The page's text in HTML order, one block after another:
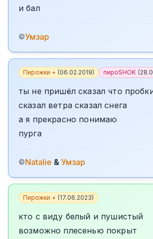
и бал
©Умзар
Пирожки + (06.02.2019) пироSHOK (
ты не пришёл сказал что
сказал ветра сказал снега
а я прекрасно понимаю
пурга
©Natalie & Умзар
Пирожки + (17.06.2023)
кто с виду белый и пушистый
возможно плесенью покрыт